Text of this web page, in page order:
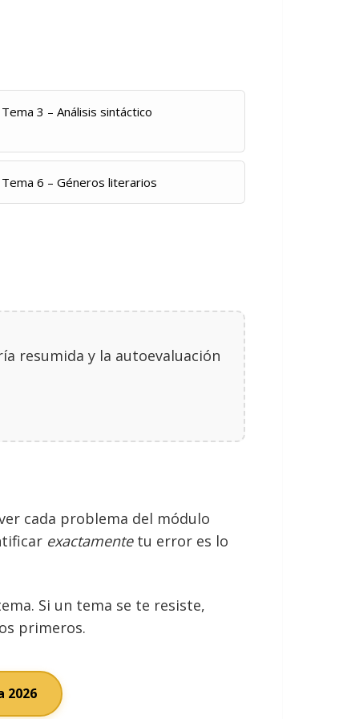
3 – Análisis sintáctico
6 – Géneros literarios
resumida y la autoevaluación
cada problema del módulo
exactamentetu error es lo
Si un tema se te resiste,
primeros.
2026